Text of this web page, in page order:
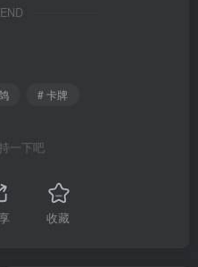
# 卡牌
一下吧
收藏